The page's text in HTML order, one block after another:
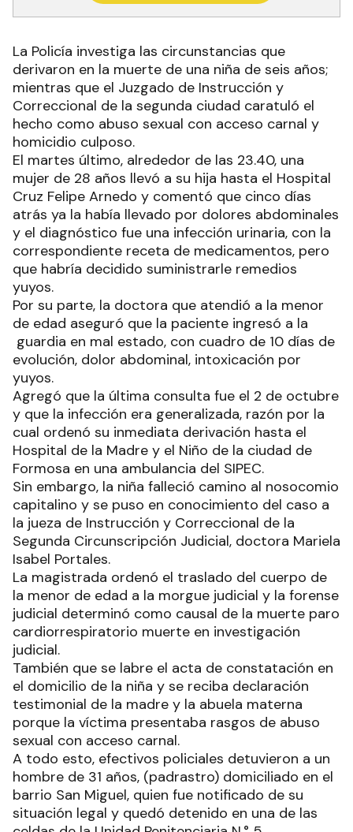
La Policía investiga las circunstancias que
derivaron en la muerte de una niña de seis años;
mientras que el Juzgado de Instrucción y
Correccional de la segunda ciudad caratuló el
hecho como abuso sexual con acceso carnal y
homicidio culposo.
El martes último, alrededor de las 23.40, una
mujer de 28 años llevó a su hija hasta el Hospital
Cruz Felipe Arnedo y comentó que cinco días
atrás ya la había llevado por dolores abdominales
y el diagnóstico fue una infección urinaria, con la
correspondiente receta de medicamentos, pero
que habría decidido suministrarle remedios
yuyos.
Por su parte, la doctora que atendió a la menor
de edad aseguró que la paciente ingresó a la
guardia en mal estado, con cuadro de 10 días de
evolución, dolor abdominal, intoxicación por
yuyos.
Agregó que la última consulta fue el 2 de octubre
y que la infección era generalizada, razón por la
cual ordenó su inmediata derivación hasta el
Hospital de la Madre y el Niño de la ciudad de
Formosa en una ambulancia del SIPEC.
Sin embargo, la niña falleció camino al nosocomio
capitalino y se puso en conocimiento del caso a
la jueza de Instrucción y Correccional de la
Segunda Circunscripción Judicial, doctora Mariela
Isabel Portales.
La magistrada ordenó el traslado del cuerpo de
la menor de edad a la morgue judicial y la forense
judicial determinó como causal de la muerte paro
cardiorrespiratorio muerte en investigación
judicial.
También que se labre el acta de constatación en
el domicilio de la niña y se reciba declaración
testimonial de la madre y la abuela materna
porque la víctima presentaba rasgos de abuso
sexual con acceso carnal.
A todo esto, efectivos policiales detuvieron a un
hombre de 31 años, (padrastro) domiciliado en el
barrio San Miguel, quien fue notificado de su
situación legal y quedó detenido en una de las